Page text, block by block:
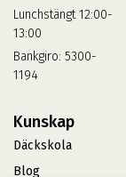
Lunchstängt 12:00-
13:00
Bankgiro: 5300-
1194
Kunskap
Däckskola
Blog